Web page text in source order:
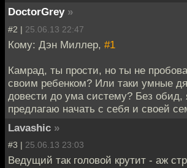
DoctorGrey »
#2 | 25.06.13 22:47
Кому: Дэн Миллер, #1
Камрад, ты прости, но ты не
своим ребенком? Или таки умные
довести до ума систему? Без обид,
предлагаю начать с себя и своей
Lavashic »
#3 | 25.06.13 23:03
Ведущий так головой крутит - аж